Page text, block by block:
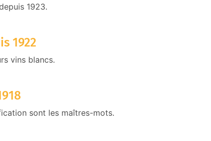
1923.
1922
vins blancs.
sont les maîtres-mots.